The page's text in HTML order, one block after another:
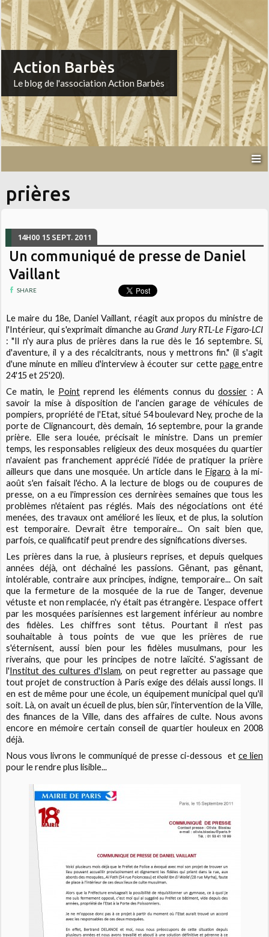
Action Barbès
Le blog de l'association Action Barbès
prières
14H00 15 SEPT. 2011
Un communiqué de presse de Daniel
Vaillant
SHARE
Le maire du 18e, Daniel Vaillant, réagit aux propos du ministre de
l'Intérieur, qui s'exprimait dimanche au Grand Jury RTL-Le Figaro-LCI
: "Il n'y aura plus de prières dans la rue dès le 16 septembre. Si,
d'aventure, il y a des récalcitrants, nous y mettrons fin." (il s'agit
d'une minute en milieu d'interview à écouter sur cette page entre
24'15 et 25'20).
Ce matin, le Point reprend les éléments connus dudossier : A
savoir la mise à disposition de l'ancien garage de véhicules de
pompiers, propriété de l'Etat, situé 54 boulevard Ney, proche de la
porte de Clignancourt, dès demain, 16 septembre, pour la grande
prière. Elle sera louée, précisait le ministre. Dans un premier
temps, les responsables religieux des deux mosquées du quartier
n'avaient pas franchement apprécié l'idée de pratiquer la prière
ailleurs que dans une mosquée. Un article dans le Figaro à la mi-
août s'en faisait l'écho. A la lecture de blogs ou de coupures de
presse, on a eu l'impression ces dernirèes semaines que tous les
problèmes n'étaient pas réglés. Mais des négociations ont été
menées, des travaux ont amélioré les lieux, et de plus, la solution
est temporaire. Devrait être temporaire... On sait bien que,
parfois, ce qualificatif peut prendre des significations diverses.
Les prières dans la rue, à plusieurs reprises, et depuis quelques
années déjà, ont déchaîné les passions. Gênant, pas gênant,
intolérable, contraire aux principes, indigne, temporaire... On sait
que la fermeture de la mosquée de la rue de Tanger, devenue
vétuste et non remplacée, n'y était pas étrangère. L'espace offert
par les mosquées parisiennes est largement inférieur au nombre
des fidèles. Les chiffres sont têtus. Pourtant il n'est pas
souhaitable à tous points de vue que les prières de rue
s'éternisent, aussi bien pour les fidèles musulmans, pour les
riverains, que pour les principes de notre laïcité. S'agissant de
l'Institut des cultures d'Islam, on peut regretter au passage que
tout projet de construction à Paris exige des délais aussi longs. Il
en est de même pour une école, un équipement municipal quel qu'il
soit. Là, on avait un écueil de plus, bien sûr, l'intervention de la Ville,
des finances de la Ville, dans des affaires de culte. Nous avons
encore en mémoire certain conseil de quartier houleux en 2008
déjà.
Nous vous livrons le communiqué de presse ci-dessous et ce lien
pour le rendre plus lisible...